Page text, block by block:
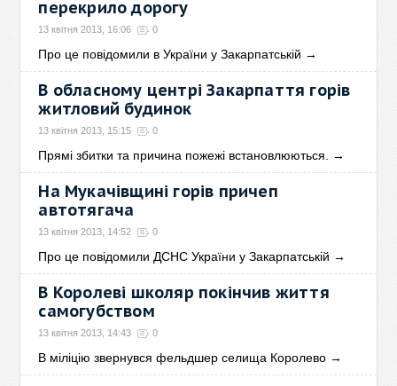
перекрило дорогу
13 квітня 2013, 16:06 0
Про це повідомили в України у Закарпатській →
В обласному центрі Закарпаття горів
житловий будинок
13 квітня 2013, 15:15 0
Прямі збитки та причина пожежі встановлюються. →
На Мукачівщині горів причеп
автотягача
13 квітня 2013, 14:52 0
Про це повідомили ДСНС України у Закарпатській →
В Королеві школяр покінчив життя
самогубством
13 квітня 2013, 14:43 0
В міліцію звернувся фельдшер селища Королево →